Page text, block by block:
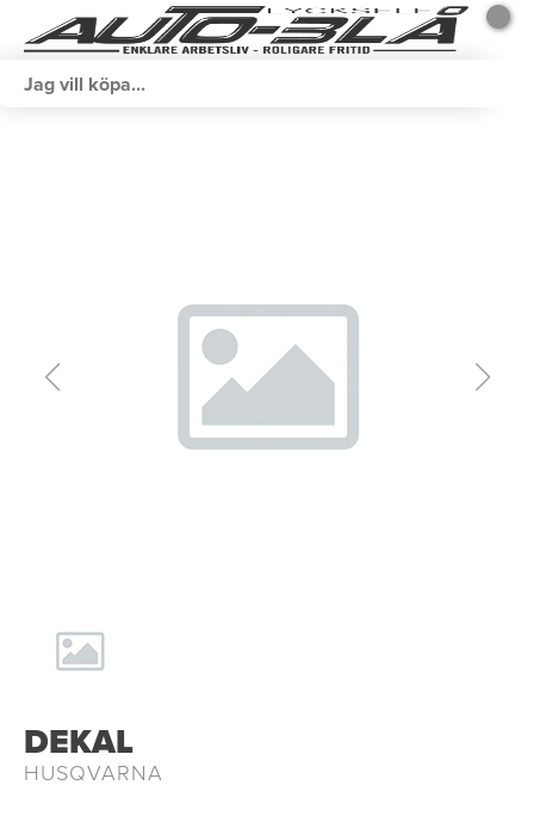
DEKAL
HUSQVARNA